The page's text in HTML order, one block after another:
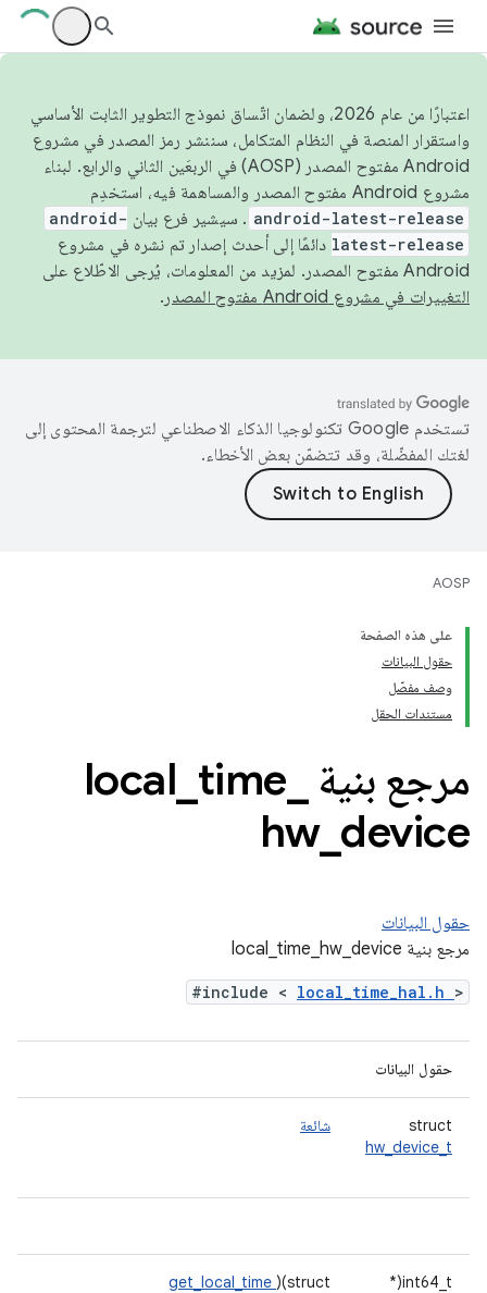
اعتبارًا من عام 2026، ولضمان اتّساق نموذج التطوير الثابت الأساسي
واستقرار المنصة في النظام المتكامل، سننشر رمز المصدر في مشروع
Android مفتوح المصدر (AOSP) في الربعَين الثاني والرابع. لبناء
مشروع Android مفتوح المصدر والمساهمة فيه، استخدِم
android-latest-release . سيشير فرع بيان android-
latest-release دائمًا إلى أحدث إصدار تم نشره في مشروع
Android مفتوح المصدر. لمزيد من المعلومات، يُرجى الاطّلاع على
التغييرات في مشروع Android مفتوح المصدر
.
تستخدم Google تكنولوجيا الذكاء الاصطناعي لترجمة المحتوى إلى
لغتك المفضّلة، وقد تتضمّن بعض الأخطاء.
AOSP
على هذه الصفحة
حقول البيانات
وصف مفصّل
مستندات الحقل
مرجع بنية local time
hw_ device
حقول البيانات
مرجع بنية local_time_hw_device
#include < local_time_hal.h >
حقول البيانات
struct
hw_device_t
شائعة
int64_t(*
get_local_time )(struct